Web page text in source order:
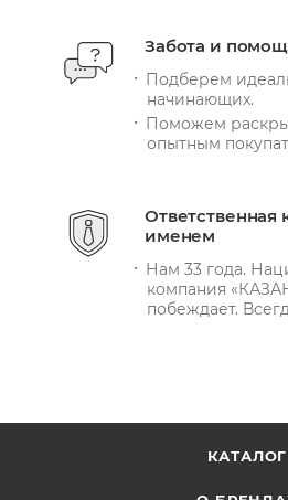
Забота и
Подберем
начинающих.
Поможем
опытным
Ответственная
именем
Нам 33 года.
компания
побеждает.
КАТАЛОГ